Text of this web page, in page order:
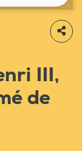
III,
de